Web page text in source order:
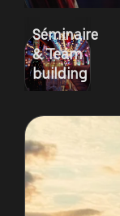
Séminaire
& Team
building